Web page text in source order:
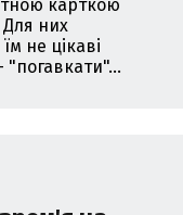
карткою
Для них
не цікаві
"погавкати"...